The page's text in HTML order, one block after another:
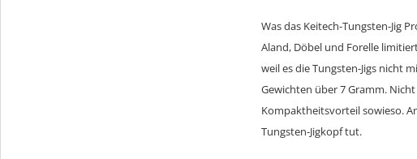
Was das Keitech-Tungsten-Jig
Aland, Döbel und Forelle
weil es die Tungsten-Jigs nicht
Gewichten über 7 Gramm.
Kompaktheitsvorteil sowieso.
Tungsten-Jigkopf tut.